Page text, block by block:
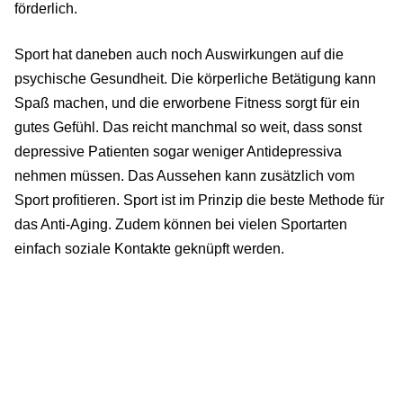
förderlich.
Sport hat daneben auch noch Auswirkungen auf die
psychische Gesundheit. Die körperliche Betätigung kann
Spaß machen, und die erworbene Fitness sorgt für ein
gutes Gefühl. Das reicht manchmal so weit, dass sonst
depressive Patienten sogar weniger Antidepressiva
nehmen müssen. Das Aussehen kann zusätzlich vom
Sport profitieren. Sport ist im Prinzip die beste Methode für
das Anti-Aging. Zudem können bei vielen Sportarten
einfach soziale Kontakte geknüpft werden.